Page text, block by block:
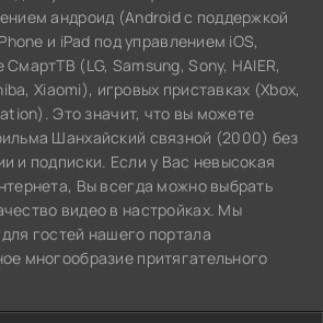
андроид (Android с поддержкой
и iPad под управлением iOS,
СмартТВ (LG, Samsung, Sony, HAIER,
Xiaomi), игровых приставках (Xbox,
Это значит, что вы можете
Шанхайский связной (2000) без
и подписки. Если у Вас невысокая
Вы всегда можно выбрать
видео в настройках. Мы
гостей нашего портала
многообразие притягательного